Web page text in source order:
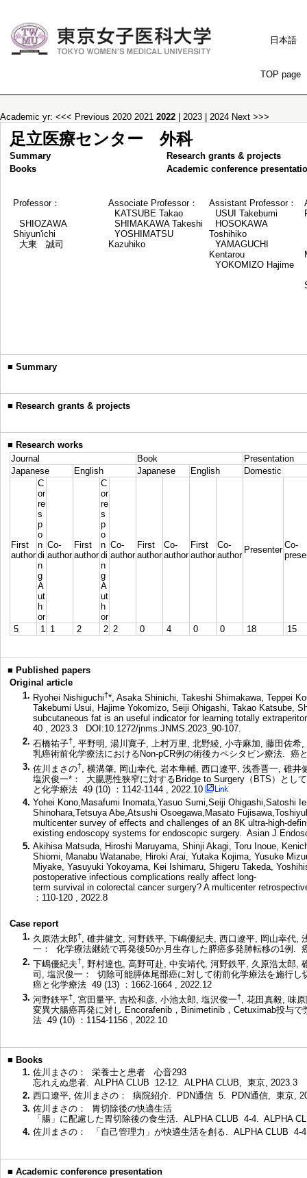
日本語
TOP page
Academic yr: <<< Previous 2020 2021 2022 2023 2024 Next >>>
足立医療センター 外科
Summary
Research grants & projects
Books
Academic conference
Professor：
SHIOZAWA
Shiyun'ichi
大東 誠司
Associate Professor：
KATSUBE Takao
SHIMAKAWA Takeshi
YOSHIMATSU
Kazuhiko
Assistant Professor：
USUI Takebumi
HOSOKAWA
Toshihiko
YAMAGUCHI
Kentarou
YOKOMIZO Hajime
■ Summary
■ Research grants & projects
■ Research works
Journal
Book
Presentation
Japanese
English Japanese English Domestic
First
author
C
or
re
s
p
o
n
di
n
g
A
ut
h
or
Co-
author
First
author
C
or
re
s
p
o
n
di
n
g
A
ut
h
or
Co-
author
First
author
Co-
author
First
author
Co-
author
Presenter Co-
5 1 1 2 2 2 0 4 0 0 18 15
■ Published papers
Original article
1. Ryohei Nishiguchi†*, Asaka Shinichi, Takeshi Shimakawa, Teppei
Takebumi Usui, Hajime Yokomizo, Seiji Ohigashi, Takao Katsube,
subcutaneous fat is an useful indicator for learning totally
40 , 2023.3
DOI:10.1272/jnms.JNMS.2023_90-107.
2. 石橋祐子†, 平野明, 湯川寛子, 上村万里, 北野綾, 小寺麻加, 藤田佐
乳癌術前化学療法におけるNon-pCR例の術後カペシタビン療法. 癌
3. 佐川まさの†, 横溝肇, 岡山幸代, 岩本隼輔, 西口遼平, 浅香晋一, 碓
塩沢俊一*： 大腸悪性狭窄に対するBridge to Surgery（BTS）とし
と化学療法 49 (10) ：1142-1144 , 2022.10
4. Yohei Kono,Masafumi Inomata,Yasuo Sumi,Seiji Ohigashi,Satoshi
Shinohara,Tetsuya Abe,Atsushi Osoegawa,Masato
multicenter survey of effects and challenges of an 8K ultra-high-
existing endoscopy systems for endoscopic surgery. Asian J
5. Akihisa Matsuda, Hiroshi Maruyama, Shinji Akagi, Toru Inoue,
Shiomi, Manabu Watanabe, Hiroki Arai, Yutaka Kojima, Yusuke
Miyake, Yasuyuki Yokoyama, Kei Ishimaru, Shigeru Takeda,
postoperative infectious complications really affect long-
term survival in colorectal cancer surgery? A multicenter
：110-120 , 2022.8
Case report
1. 久原浩太郎†, 碓井健文, 河野鉄平, 下嶋優紀夫, 西口遼平, 岡山幸代,
一： 化学療法継続で再発後50か月生存した膵癌多発肺転移の1例.
2. 下嶋優紀夫†, 野村達也, 高野可赴, 中安靖代, 河野鉄平, 久原浩太郎,
司, 塩沢俊一： 切除可能膵体尾部癌に対して術前化学療法を施行
癌と化学療法 49 (13) ：1662-1664 , 2022.12
3. 河野鉄平†, 宮田量平, 吉松和彦, 小池太郎, 塩沢俊一†, 花田真毅, 味
変異大腸癌再発に対し Encorafenib，Binimetinib，Cetuximab投与
法 49 (10) ：1154-1156 , 2022.10
■ Books
1. 佐川まさの： 栄養士と患者 心音293
忘れえぬ患者. ALPHA CLUB 12-12. ALPHA CLUB, 東京, 2023.3
2. 西口遼平, 佐川まさの： 病院紹介. PDN通信 5. PDN通信, 東京,
3. 佐川まさの： 胃切除後の快適生活
「腸」に配慮した胃切除後の食生活. ALPHA CLUB 4-4. ALPHA
4. 佐川まさの： 「自己管理力」が快適生活を創る. ALPHA CLUB
■ Academic conference presentation